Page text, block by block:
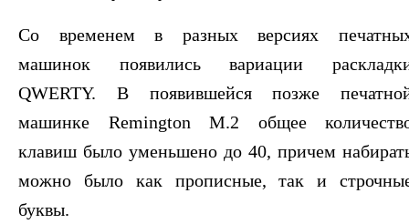
Со временем в разных версиях
машинок появились вариации
QWERTY. В появившейся позже
машинке Remington M.2 общее
клавиш было уменьшено до 40, причем
можно было как прописные, так и
буквы.